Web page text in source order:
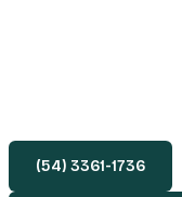
(54) 3361-1736